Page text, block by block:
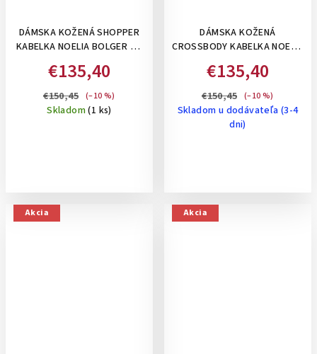
DÁMSKA KOŽENÁ SHOPPER
KABELKA NOELIA BOLGER VO
€135,40
€150,45 (–10 %)
Skladom(1 ks)
DÁMSKA KOŽENÁ
CROSSBODY KABELKA NOELIA
PREŠÍVANÍM- TMAVO HNEDÁ
€135,40
€150,45 (–10 %)
Skladom u dodávateľa (3-4
dni)
Akcia Akcia